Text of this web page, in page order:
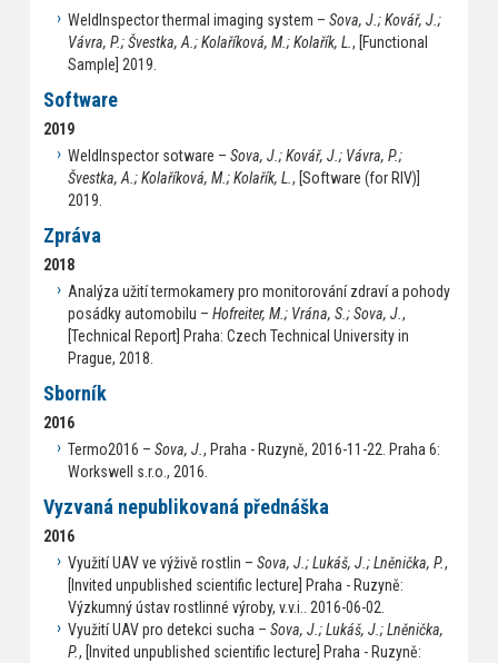
WeldInspector thermal imaging system – Sova, J.; Kovář, J.;
Vávra, P.; Švestka, A.; Kolaříková, M.; Kolařík, L. , [Functional
Sample] 2019.
Software
2019
WeldInspector sotware – Sova, J.; Kovář, J.; Vávra, P.;
Švestka, A.; Kolaříková, M.; Kolařík, L. , [Software (for RIV)]
2019.
Zpráva
2018
Analýza užití termokamery pro monitorování zdraví a pohody
posádky automobilu – Hofreiter, M.; Vrána, S.; Sova, J. ,
[Technical Report] Praha: Czech Technical University in
Prague, 2018.
Sborník
2016
Termo2016 – Sova, J. , Praha - Ruzyně, 2016-11-22. Praha 6:
Workswell s.r.o., 2016.
Vyzvaná nepublikovaná přednáška
2016
Využití UAV ve výživě rostlin – Sova, J.; Lukáš, J.; Lněnička, P.,
[Invited unpublished scientific lecture] Praha - Ruzyně:
Výzkumný ústav rostlinné výroby, v.v.i.. 2016-06-02.
Využití UAV pro detekci sucha – Sova, J.; Lukáš, J.; Lněnička,
P., [Invited unpublished scientific lecture] Praha - Ruzyně: